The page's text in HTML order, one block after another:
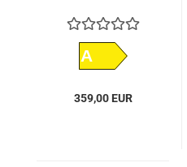
A
359,00 EUR